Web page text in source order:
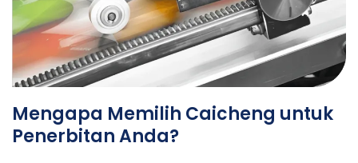
Mengapa Memilih Caicheng untuk
Penerbitan Anda?